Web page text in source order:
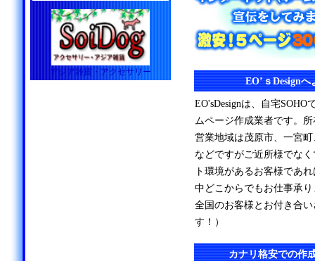
EO’ｓDesign
EO'sDesignは、自宅SOHO
ムページ作成業者です。
営業地域は茂原市、一宮
などですがご近所様でな
ト環境があるお客様であ
中どこからでもお仕事承
全国のお客様とお付き合
す！）
カナリ格安での作
アジア雑貨・アクセサリー